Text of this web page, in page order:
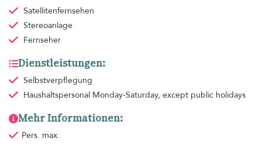
Satellitenfernsehen
Stereoanlage
Fernseher
Dienstleistungen:
Selbstverpflegung
Haushaltspersonal Monday-Saturday, except public holidays
Mehr Informationen:
Pers. max.